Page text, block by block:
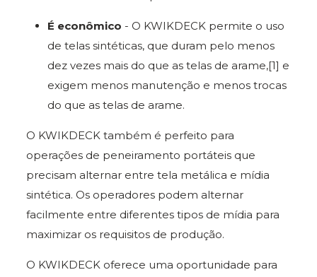
É econômico - O KWIKDECK permite o uso
de telas sintéticas, que duram pelo menos
dez vezes mais do que as telas de arame,[1] e
exigem menos manutenção e menos trocas
do que as telas de arame.
O KWIKDECK também é perfeito para
operações de peneiramento portáteis que
precisam alternar entre tela metálica e mídia
sintética. Os operadores podem alternar
facilmente entre diferentes tipos de mídia para
maximizar os requisitos de produção.
O KWIKDECK oferece uma oportunidade para